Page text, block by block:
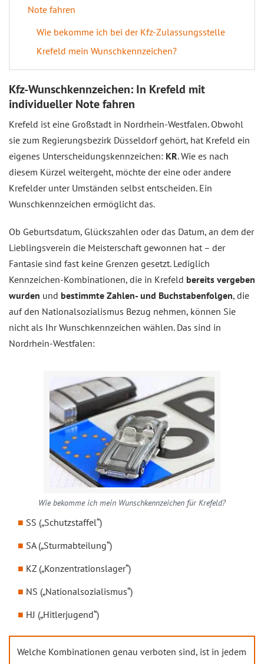
Note fahren
Wie bekomme ich bei der Kfz-Zulassungsstelle
Krefeld mein Wunschkennzeichen?
Kfz-Wunschkennzeichen: In Krefeld mit
individueller Note fahren
Krefeld ist eine Großstadt in Nordrhein-Westfalen. Obwohl
sie zum Regierungsbezirk Düsseldorf gehört, hat Krefeld ein
eigenes Unterscheidungskennzeichen: KR. Wie es nach
diesem Kürzel weitergeht, möchte der eine oder andere
Krefelder unter Umständen selbst entscheiden. Ein
Wunschkennzeichen ermöglicht das.
Ob Geburtsdatum, Glückszahlen oder das Datum, an dem der
Lieblingsverein die Meisterschaft gewonnen hat – der
Fantasie sind fast keine Grenzen gesetzt. Lediglich
Kennzeichen-Kombinationen, die in Krefeld bereits vergeben
wurden und bestimmte Zahlen- und Buchstabenfolgen, die
auf den Nationalsozialismus Bezug nehmen, können Sie
nicht als Ihr Wunschkennzeichen wählen. Das sind in
Nordrhein-Westfalen:
Wie bekomme ich mein Wunschkennzeichen für Krefeld?
SS („Schutzstaffel“)
SA („Sturmabteilung“)
KZ („Konzentrationslager“)
NS („Nationalsozialismus“)
HJ („Hitlerjugend“)
Welche Kombinationen genau verboten sind, ist in jedem